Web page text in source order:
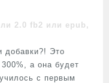
2.0 fb2 или epub,
добавки?! Это
а она будет
с первым